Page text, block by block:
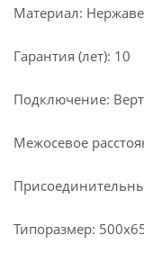
Материал:
Гарантия (лет): 10
Подключение:
Межосевое
Типоразмер: